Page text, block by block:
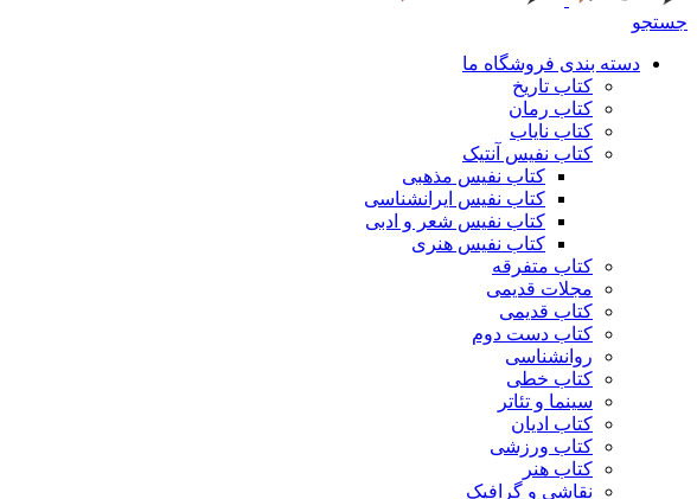
جستجو
دسته بندی فروشگاه ما
کتاب تاریخ
کتاب رمان
کتاب نایاب
کتاب نفیس آنتیک
کتاب نفیس مذهبی
کتاب نفیس ایرانشناسی
کتاب نفیس شعر و ادبی
کتاب نفیس هنری
کتاب متفرقه
مجلات قدیمی
کتاب قدیمی
کتاب دست دوم
روانشناسی
کتاب خطی
سینما و تئاتر
کتاب ادیان
کتاب ورزشی
کتاب هنر
نقاشی و گرافیک